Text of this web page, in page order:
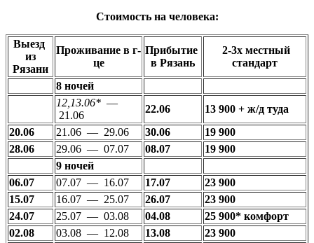
Стоимость на человека:
Выезд
из
Рязани
Проживание в г-
це
Прибытие
в Рязань
2-3х местный
стандарт
8 ночей
12,13.06* —
21.06
22.06
13 900 + ж/д туда
20.06
21.06 — 29.06 30.06
19 900
28.06
29.06 — 07.07 08.07
19 900
9 ночей
06.07
07.07 — 16.07 17.07
23 900
15.07
16.07 — 25.07 26.07
23 900
24.07
25.07 — 03.08 04.08
25 900* комфорт
02.08
03.08 — 12.08 13.08
23 900